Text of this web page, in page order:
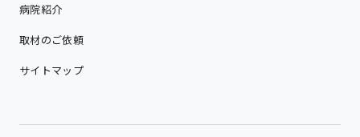
病院紹介
取材のご依頼
サイトマップ